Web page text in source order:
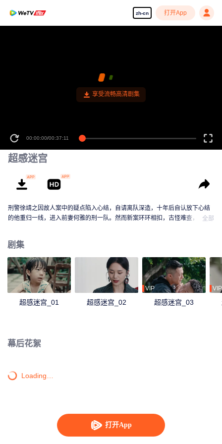
zh-cn 打开App
打开App
享受流畅高清剧集
00:00:00/00:37:11
超感迷宫
刑警徐靖之因故人案中的疑点陷入心结，自请离队深造，十年后自认放下心结
的他重归一线，进入前妻何雅的刑一队。然而新案环环相扣，古怪难查，徐靖
泥足深陷。殊途兄弟借案交锋，两人终将作出各自的抉择。
全部
剧集
超感迷宫_01 超感迷宫_02
VIP
超感迷宫_03
VIP
幕后花絮
Loading…